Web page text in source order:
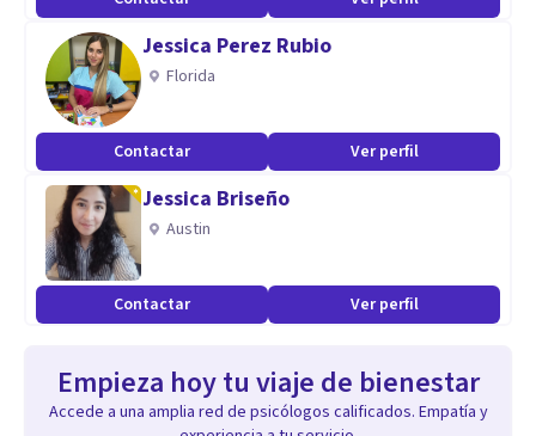
autocuidado a nivel mental con las que contarás por el
resto de tu vida.
Aptitudes
En mi práctica profesional, no busco la cura de
enfermedades psicológicas En su lugar, promuevo
herramientas probadas de la psicología, para mejorar la
adaptación del individuo ante las dificultades del entorno.
Jessica Perez Rubio
Florida
Contactar Ver perfil
Jessica Briseño
Austin
Contactar Ver perfil
Empieza hoy tu viaje de bienestar
Accede a una amplia red de psicólogos calificados. Empatía y